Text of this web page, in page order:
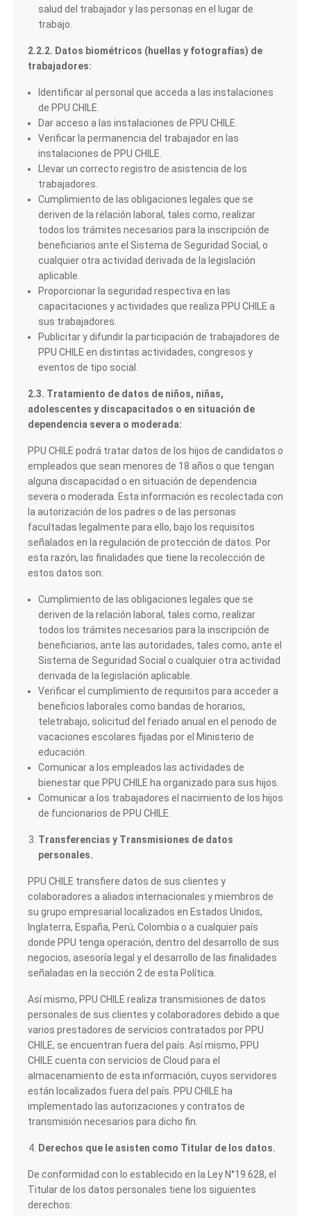
salud del trabajador y las personas en el lugar de
trabajo.
2.2.2. Datos biométricos (huellas y fotografías) de
trabajadores:
Identificar al personal que acceda a las instalaciones
de PPU CHILE.
Dar acceso a las instalaciones de PPU CHILE.
Verificar la permanencia del trabajador en las
instalaciones de PPU CHILE.
Llevar un correcto registro de asistencia de los
trabajadores.
Cumplimiento de las obligaciones legales que se
deriven de la relación laboral, tales como, realizar
todos los trámites necesarios para la inscripción de
beneficiarios ante el Sistema de Seguridad Social, o
cualquier otra actividad derivada de la legislación
aplicable.
Proporcionar la seguridad respectiva en las
capacitaciones y actividades que realiza PPU CHILE a
sus trabajadores.
Publicitar y difundir la participación de trabajadores de
PPU CHILE en distintas actividades, congresos y
eventos de tipo social.
2.3. Tratamiento de datos de niños, niñas,
adolescentes y discapacitados o en situación de
dependencia severa o moderada:
PPU CHILE podrá tratar datos de los hijos de candidatos o
empleados que sean menores de 18 años o que tengan
alguna discapacidad o en situación de dependencia
severa o moderada. Esta información es recolectada con
la autorización de los padres o de las personas
facultadas legalmente para ello, bajo los requisitos
señalados en la regulación de protección de datos. Por
esta razón, las finalidades que tiene la recolección de
estos datos son:
Cumplimiento de las obligaciones legales que se
deriven de la relación laboral, tales como, realizar
todos los trámites necesarios para la inscripción de
beneficiarios, ante las autoridades, tales como, ante el
Sistema de Seguridad Social o cualquier otra actividad
derivada de la legislación aplicable.
Verificar el cumplimiento de requisitos para acceder a
beneficios laborales como bandas de horarios,
teletrabajo, solicitud del feriado anual en el periodo de
vacaciones escolares fijadas por el Ministerio de
educación.
Comunicar a los empleados las actividades de
bienestar que PPU CHILE ha organizado para sus hijos.
Comunicar a los trabajadores el nacimiento de los hijos
de funcionarios de PPU CHILE.
Transferencias y Transmisiones de datos
personales.
PPU CHILE transfiere datos de sus clientes y
colaboradores a aliados internacionales y miembros de
su grupo empresarial localizados en Estados Unidos,
Inglaterra, España, Perú, Colombia o a cualquier país
donde PPU tenga operación, dentro del desarrollo de sus
negocios, asesoría legal y el desarrollo de las finalidades
señaladas en la sección 2 de esta Política.
Así mismo, PPU CHILE realiza transmisiones de datos
personales de sus clientes y colaboradores debido a que
varios prestadores de servicios contratados por PPU
CHILE, se encuentran fuera del país. Así mismo, PPU
CHILE cuenta con servicios de Cloud para el
almacenamiento de esta información, cuyos servidores
están localizados fuera del país. PPU CHILE ha
implementado las autorizaciones y contratos de
transmisión necesarios para dicho fin.
Derechos que le asisten como Titular de los datos.
De conformidad con lo establecido en la Ley N°19.628, el
Titular de los datos personales tiene los siguientes
derechos: